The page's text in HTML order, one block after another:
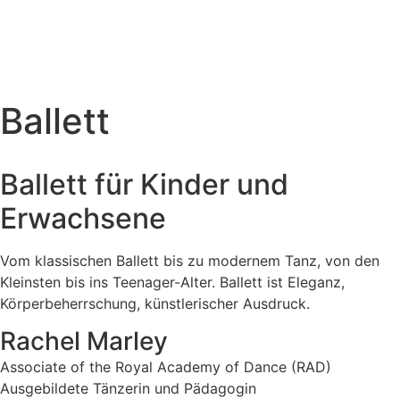
Ballett
Ballett für Kinder und
Erwachsene
Vom klassischen Ballett bis zu modernem Tanz, von den
Kleinsten bis ins Teenager-Alter. Ballett ist Eleganz,
Körperbeherrschung, künstlerischer Ausdruck.
Rachel Marley
Associate of the Royal Academy of Dance (RAD)
Ausgebildete Tänzerin und Pädagogin